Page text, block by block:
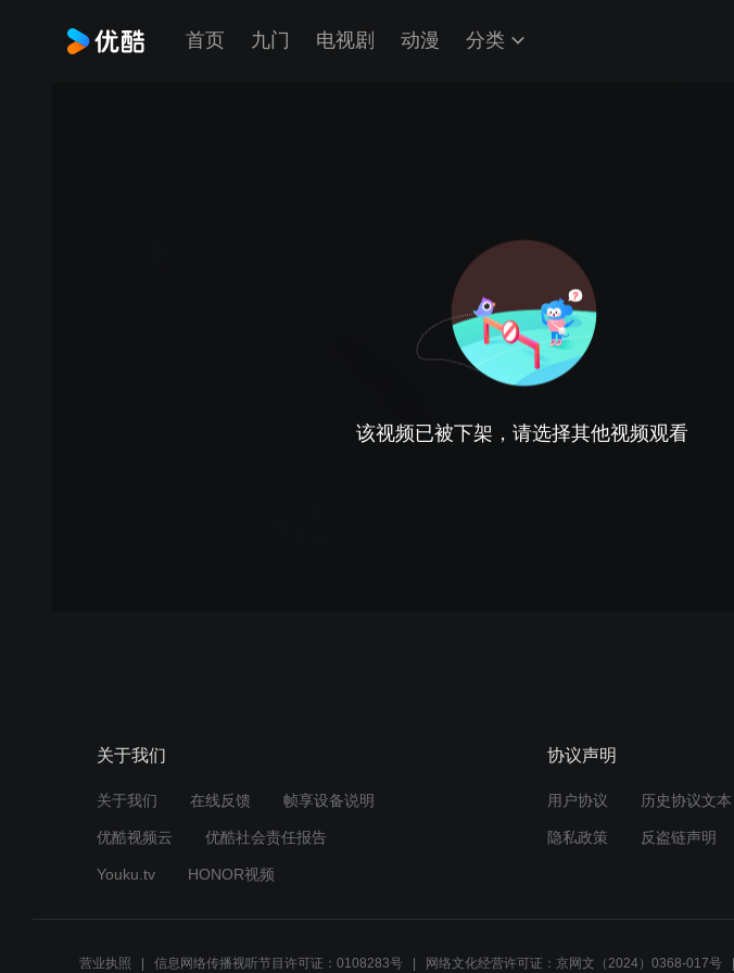
首页 九门 电视剧 动漫 分类
该视频已被下架，请选择其他视频观看
关于我们
关于我们 在线反馈 帧享设备说明
优酷视频云 优酷社会责任报告
Youku.tv HONOR视频
协议声明
用户协议 历史协议文本
隐私政策 反盗链声明
营业执照 信息网络传播视听节目许可证：0108283号 网络文化经营许可证：京网文（2024）0368-017号